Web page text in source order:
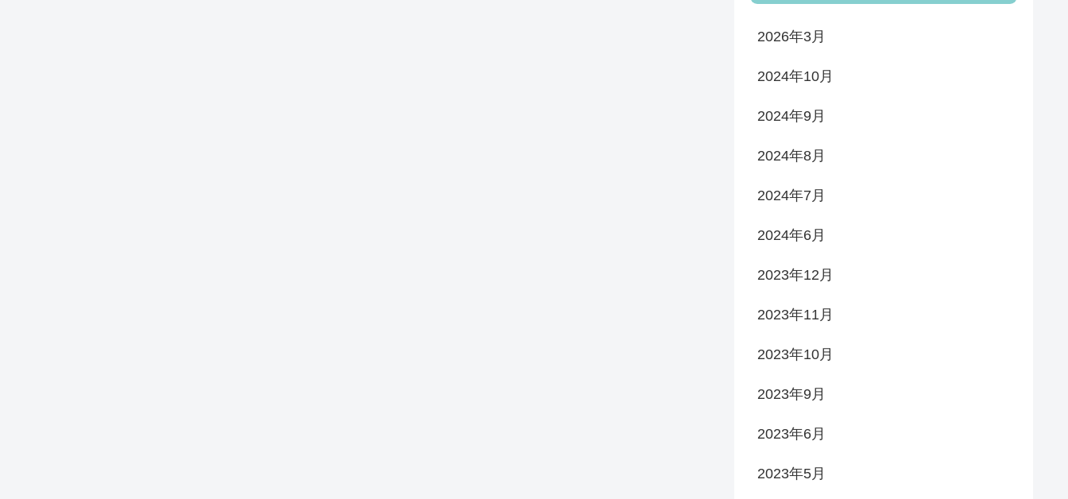
2026年3月
2024年10月
2024年9月
2024年8月
2024年7月
2024年6月
2023年12月
2023年11月
2023年10月
2023年9月
2023年6月
2023年5月